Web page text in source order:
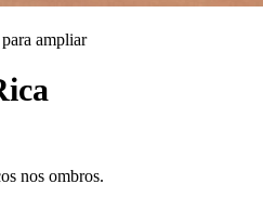
ampliar
nos ombros.